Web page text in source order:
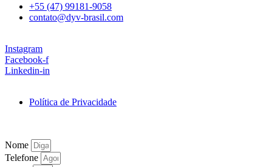
+55 (47) 99181-9058
contato@dyv-brasil.com
Instagram
Facebook-f
Linkedin-in
Política de Privacidade
Nome
Telefone